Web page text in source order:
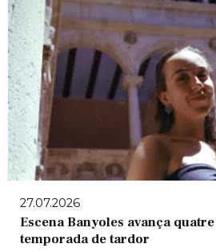
27.07.2026
Escena Banyoles avança
temporada de tardor